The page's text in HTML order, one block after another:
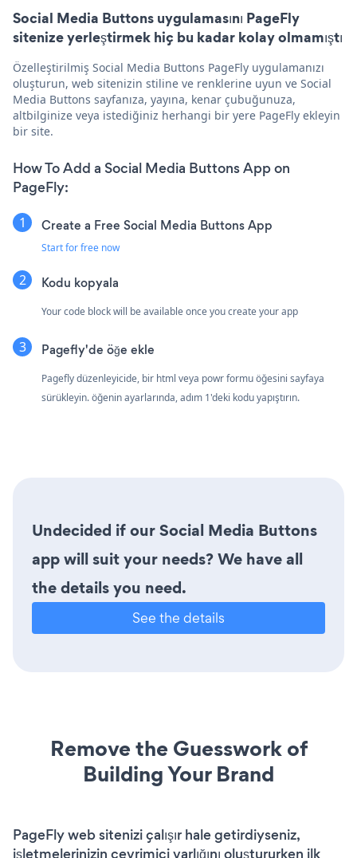
Social Media Buttons uygulamasını PageFly
sitenize yerleştirmek hiç bu kadar kolay olmamıştı
Özelleştirilmiş Social Media Buttons PageFly uygulamanızı
oluşturun, web sitenizin stiline ve renklerine uyun ve Social
Media Buttons sayfanıza, yayına, kenar çubuğunuza,
altbilginize veya istediğiniz herhangi bir yere PageFly ekleyin
bir site.
How To Add a Social Media Buttons App on
PageFly:
Create a Free Social Media Buttons App
Start for free now
Kodu kopyala
Your code block will be available once you create your app
Pagefly'de öğe ekle
Pagefly düzenleyicide, bir html veya powr formu öğesini sayfaya
sürükleyin. öğenin ayarlarında, adım 1'deki kodu yapıştırın.
Undecided if our Social Media Buttons
app will suit your needs? We have all
the details you need.
See the details
Remove the Guesswork of
Building Your Brand
PageFly web sitenizi çalışır hale getirdiyseniz,
işletmelerinizin çevrimiçi varlığını oluştururken ilk